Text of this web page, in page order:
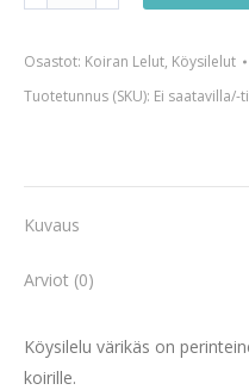
Osastot: Koiran Lelut, Köysilelut
Tuotetunnus (SKU): Ei saatavilla/-
Kuvaus
Arviot (0)
Köysilelu värikäs on
koirille.